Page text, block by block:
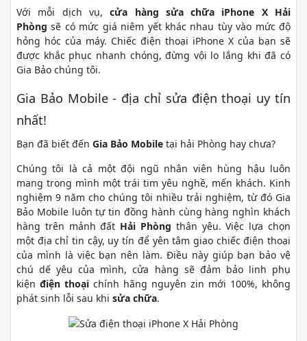
Với mỗi dịch vụ,cửa hàng sửa chữa iPhone X Hải
Phòng sẽ có mức giá niêm yết khác nhau tùy vào mức độ
hỏng hóc của máy. Chiếc điện thoại iPhone X của bạn sẽ
được khắc phục nhanh chóng, đừng vội lo lắng khi đã có
Gia Bảo chúng tôi.
Gia Bảo Mobile - địa chỉ sửa điện thoại uy tín
nhất!
Bạn đã biết đến Gia Bảo Mobile tại hải Phòng hay chưa?
Chúng tôi là cả một đội ngũ nhân viên hùng hậu luôn
mang trong mình một trái tim yêu nghề, mến khách. Kinh
nghiệm 9 năm cho chúng tôi nhiều trải nghiệm, từ đó Gia
Bảo Mobile luôn tự tin đồng hành cùng hàng nghìn khách
hàng trên mảnh đất Hải Phòng thân yêu. Việc lựa chọn
một địa chỉ tin cậy, uy tín để yên tâm giao chiếc điện thoại
của mình là việc bạn nên làm. Điều này giúp bạn bảo vệ
chú dế yêu của mình, cửa hàng sẽ đảm bảo linh phụ
kiện điện thoại chính hãng nguyên zin mới 100%, không
phát sinh lỗi sau khi sửa chữa.